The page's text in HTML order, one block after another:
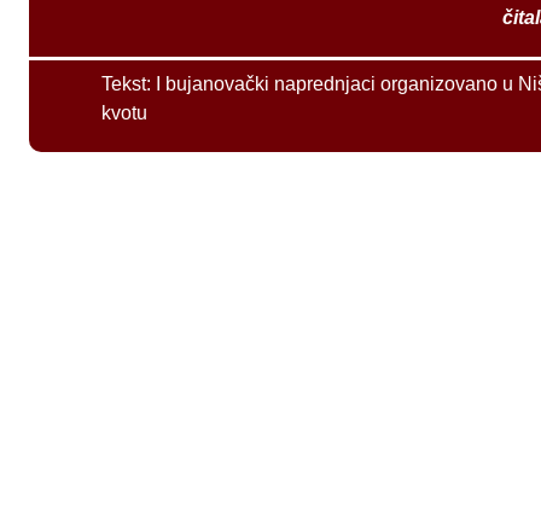
Tekst:
I bujanovački naprednjaci organizovano u
kvotu